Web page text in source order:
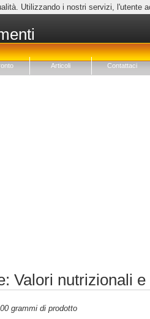
Utilizzando i nostri servizi, l'utente
Articoli Contattaci
Valori nutrizionali
grammi di prodotto